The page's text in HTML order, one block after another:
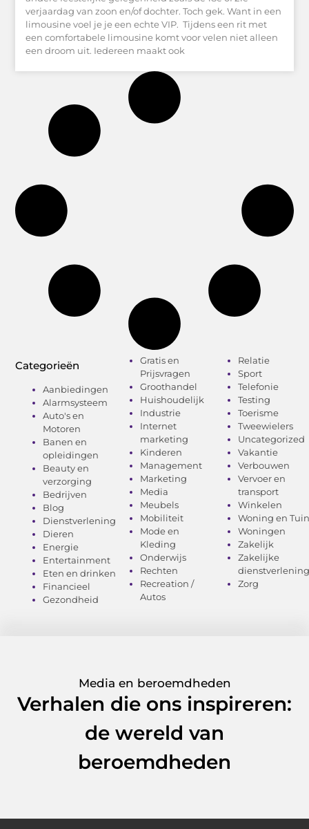
verjaardag van zoon en/of dochter. Toch gek. Want in een
limousine voel je je een echte VIP. Tijdens een rit met
een comfortabele limousine komt voor velen niet alleen
een droom uit. Iedereen maakt ook
Categorieën
Aanbiedingen
Alarmsysteem
Auto's en
Motoren
Banen en
opleidingen
Beauty en
verzorging
Bedrijven
Blog
Dienstverlening
Dieren
Energie
Entertainment
Eten en drinken
Financieel
Gezondheid
Gratis en
Prijsvragen
Groothandel
Huishoudelijk
Industrie
Internet
marketing
Kinderen
Management
Marketing
Media
Meubels
Mobiliteit
Mode en
Kleding
Onderwijs
Rechten
Recreation /
Autos
Relatie
Sport
Telefonie
Testing
Toerisme
Tweewielers
Uncategorized
Vakantie
Verbouwen
Vervoer en
transport
Winkelen
Woning en Tuin
Woningen
Zakelijk
Zakelijke
dienstverlening
Zorg
Media en beroemdheden
Verhalen die ons inspireren:
de wereld van
beroemdheden